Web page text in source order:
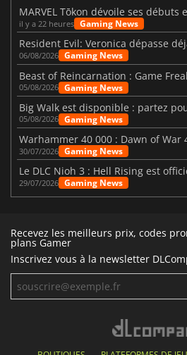
il y a 22 heures Gaming News
06/08/2026 Gaming News
05/08/2026 Gaming News
05/08/2026 Gaming News
30/07/2026 Gaming News
29/07/2026 Gaming News
Recevez les meilleurs prix, codes
plans Gamer
Inscrivez vous à la newsletter